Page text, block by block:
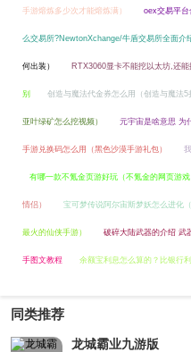
手游熔炼多少次才能熔炼满） oex交易平台
么交易所?NewtonXchange/牛盾交易所全面介
何出装） RTX3060显卡不能挖以太坊,还能
别 创造与魔法代金券怎么用（创造与魔法5
亚叶绿矿怎么挖视频） 元宇宙是啥意思 为
手游兑换码怎么用（黑色沙漠手游礼包）
有哪一款不氪金页游好玩（不氪金的网页游戏
情侣） 宝可梦传说阿尔宙斯梦妖怎么进化
最火的仙侠手游） 破碎大陆武器的介绍 武
手图文教程 余额宝利息怎么算的？比银行
同类推荐
龙城霸业九游版